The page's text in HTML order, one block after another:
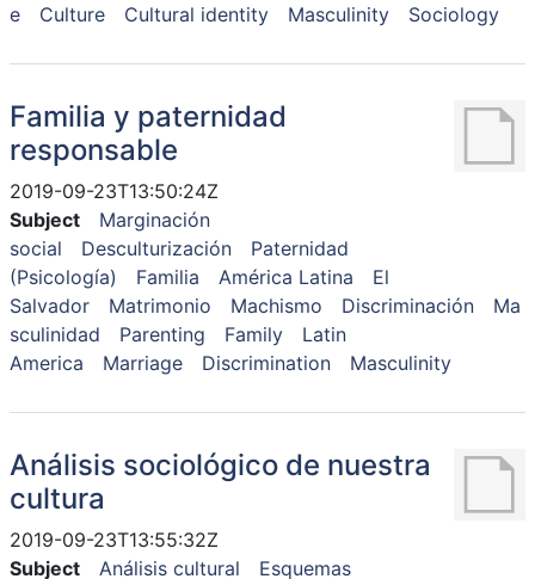
e
Culture Cultural identity Masculinity Sociology
Familia y paternidad
responsable
2019-09-23T13:50:24Z
Subject
Marginación
social
Desculturización
Paternidad
(Psicología)
Familia América Latina
El
Salvador
Matrimonio Machismo Discriminación
Ma
sculinidad
Parenting Family
Latin
America
Marriage Discrimination Masculinity
Análisis sociológico de nuestra
cultura
2019-09-23T13:55:32Z
Subject
Análisis cultural Esquemas